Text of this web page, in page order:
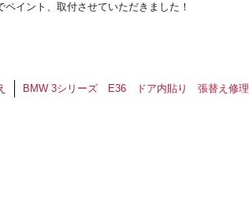
イント、取付させていただきました！
BMW 3シリーズ E36 ドア内貼り 張替え修理